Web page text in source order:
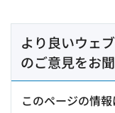
より良いウェ
のご意見をお
このページの情